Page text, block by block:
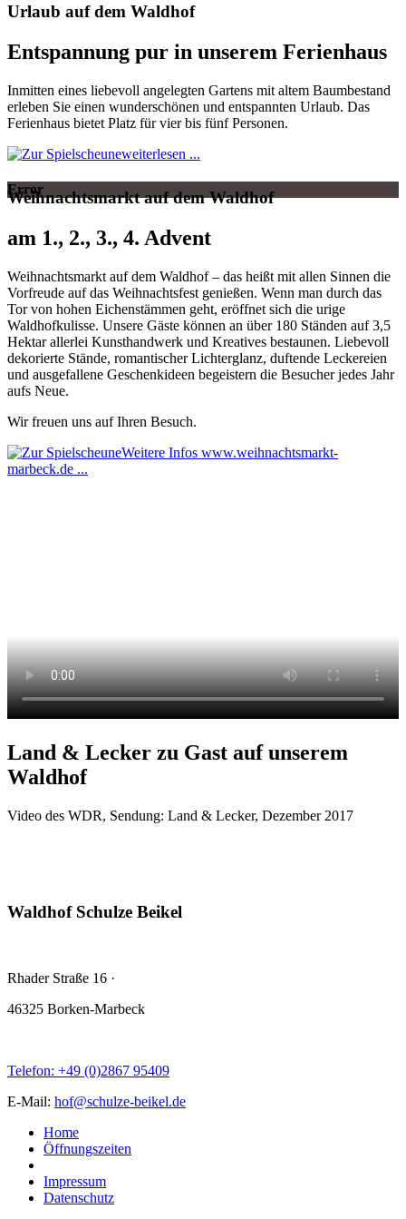
Urlaub auf dem Waldhof
Entspannung pur in unserem Ferienhaus
Inmitten eines liebevoll angelegten Gartens mit altem Baumbestand
erleben Sie einen wunderschönen und entspannten Urlaub. Das
Ferienhaus bietet Platz für vier bis fünf Personen.
weiterlesen ...
Error
Weihnachtsmarkt auf dem Waldhof
am 1., 2., 3., 4. Advent
Weihnachtsmarkt auf dem Waldhof – das heißt mit allen Sinnen die
Vorfreude auf das Weihnachtsfest genießen. Wenn man durch das
Tor von hohen Eichenstämmen geht, eröffnet sich die urige
Waldhofkulisse. Unsere Gäste können an über 180 Ständen auf 3,5
Hektar allerlei Kunsthandwerk und Kreatives bestaunen. Liebevoll
dekorierte Stände, romantischer Lichterglanz, duftende Leckereien
und ausgefallene Geschenkideen begeistern die Besucher jedes Jahr
aufs Neue.
Wir freuen uns auf Ihren Besuch.
Weitere Infos www.weihnachtsmarkt-
marbeck.de ...
Land & Lecker zu Gast auf unserem
Waldhof
Video des WDR, Sendung: Land & Lecker, Dezember 2017
Waldhof Schulze Beikel
Rhader Straße 16 ·
46325 Borken-Marbeck
Telefon: +49 (0)2867 95409
E-Mail: hof@schulze-beikel.de
Home
Öffnungszeiten
Impressum
Datenschutz